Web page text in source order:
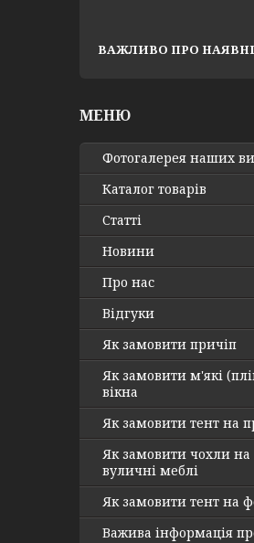
ВАЖЛИВО ПРО
Фотогалерея наших
Каталог товарів
Статті
Новини
Про нас
Відгуки
Як замовити причіп
Як замовити м'які
вікна
Як замовити тент на
Як замовити чохли на
вуличні меблі
Як замовити тент на
Важива інформація